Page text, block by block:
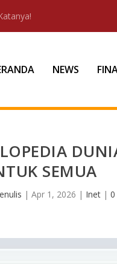
NEWS
SEMUA
| Apr 1, 2026 | Inet| 0